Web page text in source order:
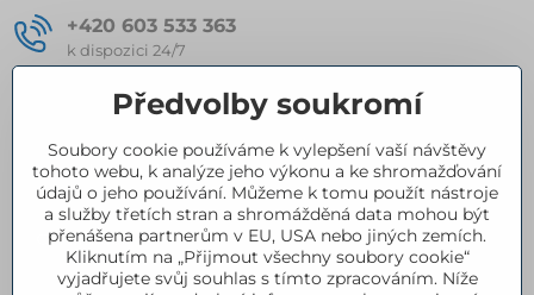
+420 603 533 363
k dispozici 24/7
eurorad​@seznam​.cz
Kompletní nabídka produktů
Certifikace
Předvolby soukromí
Soubory cookie používáme k vylepšení vaší návštěvy
tohoto webu, k analýze jeho výkonu a ke shromažďování
údajů o jeho používání. Můžeme k tomu použít nástroje
a služby třetích stran a shromážděná data mohou být
přenášena partnerům v EU, USA nebo jiných zemích.
Kliknutím na „Přijmout všechny soubory cookie“
vyjadřujete svůj souhlas s tímto zpracováním. Níže